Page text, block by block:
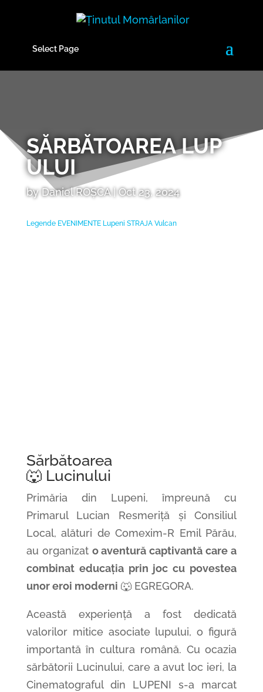
Select Page
SĂRBĂTOAREA LUP
ULUI
byDaniel ROȘCA|Oct 23, 2024
Legende EVENIMENTE Lupeni STRAJA Vulcan
Sărbătoarea
🐺 Lucinului
Primăria din Lupeni, împreună cu
Primarul Lucian Resmeriță și Consiliul
Local, alături de Comexim-R Emil Părău,
au organizat o aventură captivantă care a
combinat educația prin joc cu povestea
unor eroi moderni 🐺 EGREGORA.
Această experiență a fost dedicată
valorilor mitice asociate lupului, o figură
importantă în cultura română. Cu ocazia
sărbătorii Lucinului, care a avut loc ieri, la
Cinematograful din LUPENI s-a marcat